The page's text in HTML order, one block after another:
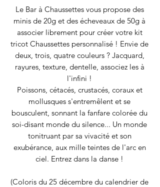
Le Bar à Chaussettes vous propose des
minis de 20g et des écheveaux de 50g à
associer librement pour créer votre kit
tricot Chaussettes personnalisé ! Envie de
deux, trois, quatre couleurs ? Jacquard,
rayures, texture, dentelle, associez les à
l'infini !
Poissons, cétacés, crustacés, coraux et
mollusques s'entremêlent et se
bousculent, sonnant la fanfare colorée du
soi-disant monde du silence... Un monde
tonitruant par sa vivacité et son
exubérance, aux mille teintes de l'arc en
ciel. Entrez dans la danse !
(Coloris du 25 décembre du calendrier de